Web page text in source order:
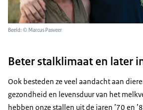
Beeld: © Marcus Pasveer
Beter stalklimaat en later
Ook besteden ze veel aandacht aan
gezondheid en levensduur van het
hebben onze stallen uit de jaren ’70 en